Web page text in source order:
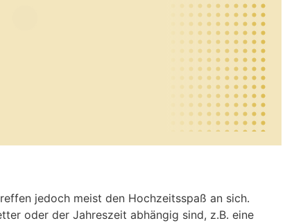
jedoch meist den Hochzeitsspaß an sich.
oder der Jahreszeit abhängig sind, z.B. eine